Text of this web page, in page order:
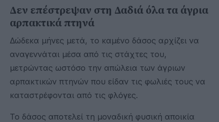
Δεν επέστρεψαν στη Δαδιά όλα τα άγρια
αρπακτικά πτηνά
Δώδεκα μήνες μετά, το καμένο δάσος αρχίζει να
αναγεννάται μέσα από τις στάχτες του,
μετρώντας ωστόσο την απώλεια των άγριων
αρπακτικών πτηνών που είδαν τις φωλιές τους να
καταστρέφονται από τις φλόγες.
Το δάσος αποτελεί τη μοναδική φυσική αποικία